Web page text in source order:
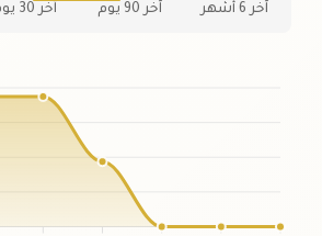
آخر 6 أشهر آخر 90 يوم آخر 30 يوم